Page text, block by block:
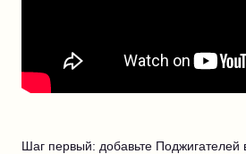
Шаг первый: добавьте Поджигателей